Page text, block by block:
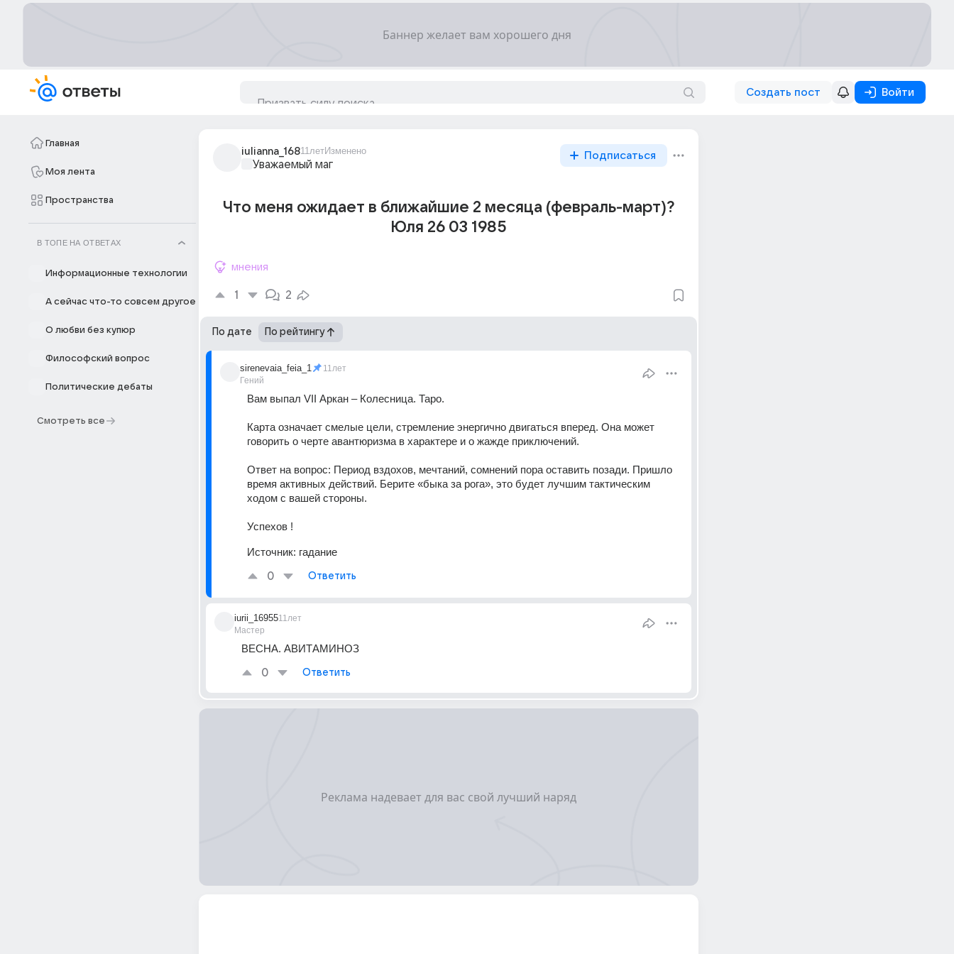
Создать пост Войти
Главная
Моя лента
Пространства
В ТОПЕ НА ОТВЕТАХ
Информационные технологии
А сейчас что-то совсем другое
О любви без купюр
Философский вопрос
Политические дебаты
Смотреть все
iulianna_16811летИзменено
Уважаемый маг
Подписаться
Что меня ожидает в ближайшие 2 месяца (февраль-март)?
Юля 26 03 1985
мнения
1 2
По дате По рейтингу
sirenevaia_feia_1
Гений
11лет
Вам выпал VII Аркан – Колесница. Таро.
Карта означает смелые цели, стремление энергично двигаться вперед. Она может
говорить о черте авантюризма в характере и о жажде приключений.
Ответ на вопрос: Период вздохов, мечтаний, сомнений пора оставить позади. Пришло
время активных действий. Берите «быка за рога», это будет лучшим тактическим
ходом с вашей стороны.
Успехов !
Источник: гадание
0 Ответить
iurii_16955
Мастер
11лет
ВЕСНА. АВИТАМИНОЗ
0 Ответить